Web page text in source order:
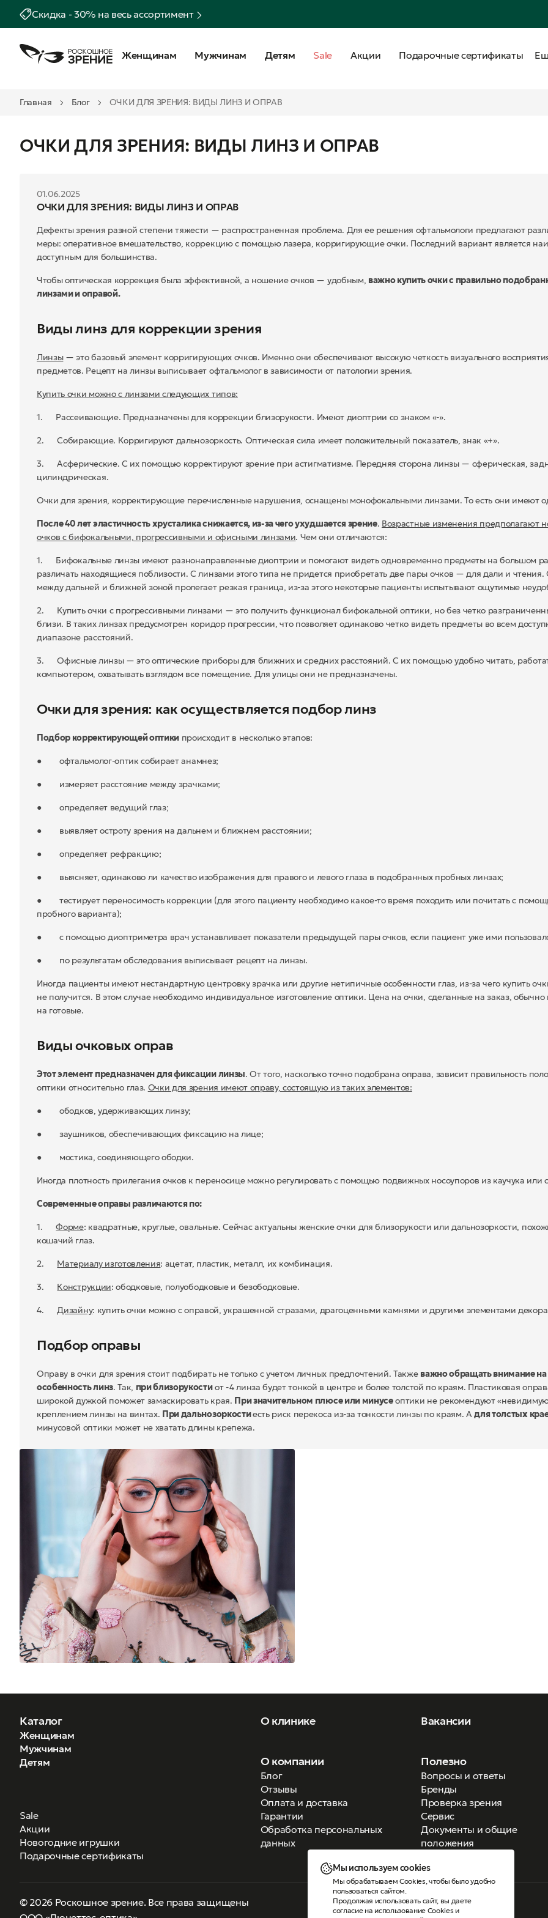
Скидка - 30% на весь ассортимент
Женщинам Мужчинам Детям Sale Акции Подарочные сертификаты
Главная Блог ОЧКИ ДЛЯ ЗРЕНИЯ: ВИДЫ ЛИНЗ И ОПРАВ
ОЧКИ ДЛЯ ЗРЕНИЯ: ВИДЫ ЛИНЗ И ОПРАВ
01.06.2025
ОЧКИ ДЛЯ ЗРЕНИЯ: ВИДЫ ЛИНЗ И ОПРАВ
Дефекты зрения разной степени тяжести — распространенная проблема. Для ее решения офтальмологи предлагают
меры: оперативное вмешательство, коррекцию с помощью лазера, корригирующие очки. Последний вариант является
доступным для большинства.
Чтобы оптическая коррекция была эффективной, а ношение очков — удобным, важно купить очки с правильно
линзами и оправой.
Виды линз для коррекции зрения
Линзы— это базовый элемент корригирующих очков. Именно они обеспечивают высокую четкость визуального
предметов. Рецепт на линзы выписывает офтальмолог в зависимости от патологии зрения.
Купить очки можно с линзами следующих типов:
1. Рассеивающие. Предназначены для коррекции близорукости. Имеют диоптрии со знаком «-».
2. Собирающие. Корригируют дальнозоркость. Оптическая сила имеет положительный показатель, знак «+».
3. Асферические. С их помощью корректируют зрение при астигматизме. Передняя сторона линзы — сферическая,
цилиндрическая.
Очки для зрения, корректирующие перечисленные нарушения, оснащены монофокальными линзами. То есть они имеют
После 40 лет эластичность хрусталика снижается, из-за чего ухудшается зрение. Возрастные изменения предполагают
очков с бифокальными, прогрессивными и офисными линзами. Чем они отличаются:
1. Бифокальные линзы имеют разнонаправленные диоптрии и помогают видеть одновременно предметы на большом
различать находящиеся поблизости. С линзами этого типа не придется приобретать две пары очков — для дали и
между дальней и ближней зоной пролегает резкая граница, из-за этого некоторые пациенты испытывают ощутимые
2. Купить очки с прогрессивными линзами — это получить функционал бифокальной оптики, но без четко
близи. В таких линзах предусмотрен коридор прогрессии, что позволяет одинаково четко видеть предметы во всем
диапазоне расстояний.
3. Офисные линзы — это оптические приборы для ближних и средних расстояний. С их помощью удобно читать,
компьютером, охватывать взглядом все помещение. Для улицы они не предназначены.
Очки для зрения: как осуществляется подбор линз
Подбор корректирующей оптики происходит в несколько этапов:
● офтальмолог-оптик собирает анамнез;
● измеряет расстояние между зрачками;
● определяет ведущий глаз;
● выявляет остроту зрения на дальнем и ближнем расстоянии;
● определяет рефракцию;
● выясняет, одинаково ли качество изображения для правого и левого глаза в подобранных пробных линзах;
● тестирует переносимость коррекции (для этого пациенту необходимо какое-то время походить или почитать с
пробного варианта);
● с помощью диоптриметра врач устанавливает показатели предыдущей пары очков, если пациент уже ими
● по результатам обследования выписывает рецепт на линзы.
Иногда пациенты имеют нестандартную центровку зрачка или другие нетипичные особенности глаз, из-за чего купить
не получится. В этом случае необходимо индивидуальное изготовление оптики. Цена на очки, сделанные на заказ,
на готовые.
Виды очковых оправ
Этот элемент предназначен для фиксации линзы. От того, насколько точно подобрана оправа, зависит правильность
оптики относительно глаз. Очки для зрения имеют оправу, состоящую из таких элементов:
● ободков, удерживающих линзу;
● заушников, обеспечивающих фиксацию на лице;
● мостика, соединяющего ободки.
Иногда плотность прилегания очков к переносице можно регулировать с помощью подвижных носоупоров из каучука или
Современные оправы различаются по:
1.Форме: квадратные, круглые, овальные. Сейчас актуальны женские очки для близорукости или дальнозоркости,
кошачий глаз.
2. Материалу изготовления: ацетат, пластик, металл, их комбинация.
3. Конструкции: ободковые, полуободковые и безободковые.
4.Дизайну: купить очки можно с оправой, украшенной стразами, драгоценными камнями и другими элементами
Подбор оправы
Оправу в очки для зрения стоит подбирать не только с учетом личных предпочтений. Также важно обращать внимание на
особенность линз. Так, при близорукостиот -4 линза будет тонкой в центре и более толстой по краям. Пластиковая
широкой дужкой поможет замаскировать края. При значительном плюсе или минусеоптики не рекомендуют
креплением линзы на винтах. При дальнозоркостиесть риск перекоса из-за тонкости линзы по краям. Адля толстых
минусовой оптики может не хватать длины крепежа.
Каталог
Женщинам
Мужчинам
Детям
Sale
Акции
Новогодние игрушки
Подарочные сертификаты
О клинике Вакансии
О компании
Блог
Отзывы
Оплата и доставка
Гарантии
Обработка персональных
данных
Полезно
Вопросы и ответы
Бренды
Проверка зрения
Сервис
Документы и общие
положения
© 2026 Роскошное зрение. Все права защищены
Версия для слабовидящих
Мы используем cookies
Мы обрабатываем Cookies, чтобы было удобно
пользоваться сайтом.
Продолжая использовать сайт, вы даете
согласие на использование Cookiesи